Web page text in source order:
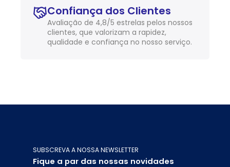
Confiança dos Clientes
Avaliação de 4,8/5 estrelas pelos nossos
clientes, que valorizam a rapidez,
qualidade e confiança no nosso serviço.
SUBSCREVA A NOSSA NEWSLETTER
Fique a par das nossas novidades